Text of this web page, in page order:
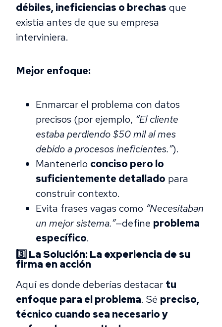
débiles, ineficiencias o brechas que
existía antes de que su empresa
interviniera.
Mejor enfoque:
Enmarcar el problema con datos
precisos (por ejemplo, “El cliente
estaba perdiendo $50 mil al mes
debido a procesos ineficientes.”).
Mantenerlo conciso pero lo
suficientemente detallado para
construir contexto.
Evita frases vagas como “Necesitaban
un mejor sistema.”—define problema
específico.
3️⃣ La Solución: La experiencia de su
firma en acción
Aquí es donde deberías destacar tu
enfoque para el problema. Sé preciso,
técnico cuando sea necesario y